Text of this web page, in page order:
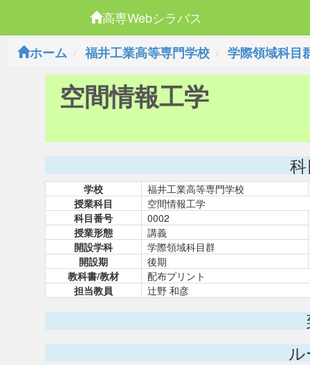
高専Webシラバス
ホーム
福井工業高等専門学校 学際領域科目
空間情報工学
学校
福井工業高等専門学校
授業科目
空間情報工学
科目番号
0002
授業形態
講義
開設学科
学際領域科目群
開設期
後期
教科書/教材
配布プリント
担当教員
辻野 和彦